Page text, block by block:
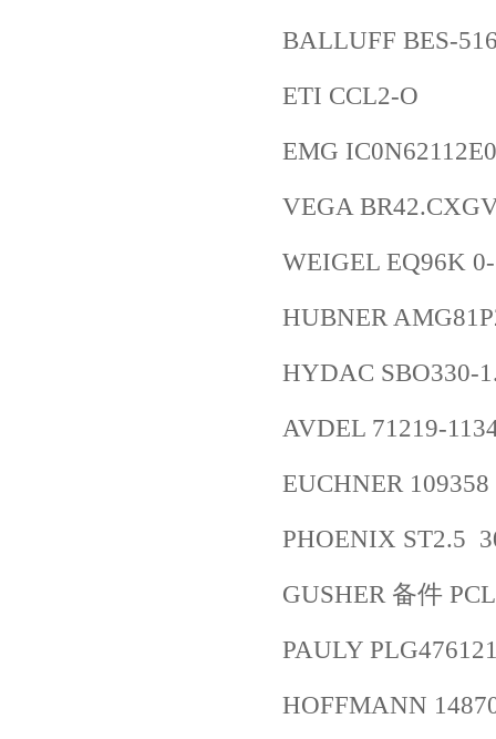
BALLUFF BES-
ETI CCL2-O
EMG
VEGA
WEIGEL EQ96K
HUBNER
HYDAC SBO330-
AVDEL 71219-
EUCHNER 109358
PHOENIX ST2.5
GUSHER 备件
PAULY
HOFFMANN